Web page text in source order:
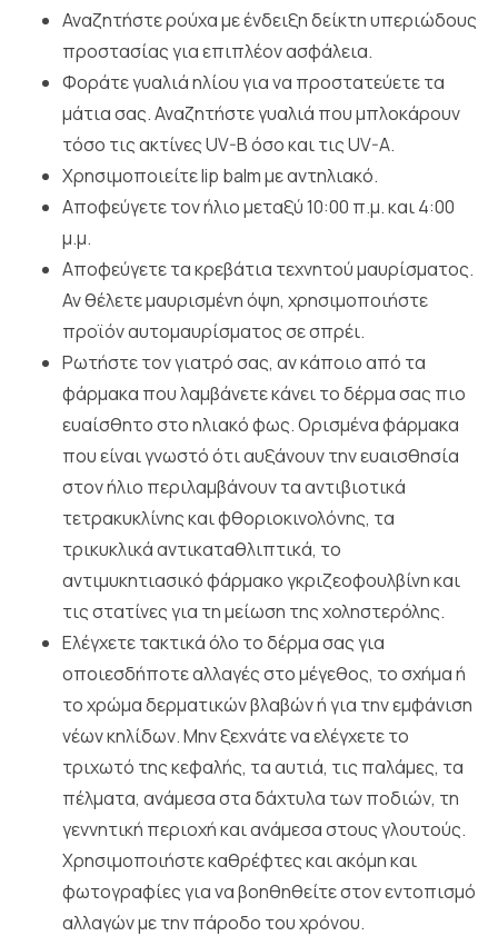
Αναζητήστε ρούχα με ένδειξη δείκτη υπεριώδους
προστασίας για επιπλέον ασφάλεια.
Φοράτε γυαλιά ηλίου για να προστατεύετε τα
μάτια σας. Αναζητήστε γυαλιά που μπλοκάρουν
τόσο τις ακτίνες UV-B όσο και τις UV-A.
Χρησιμοποιείτε lip balm με αντηλιακό.
Αποφεύγετε τον ήλιο μεταξύ 10:00 π.μ. και 4:00
μ.μ.
Αποφεύγετε τα κρεβάτια τεχνητού μαυρίσματος.
Αν θέλετε μαυρισμένη όψη, χρησιμοποιήστε
προϊόν αυτομαυρίσματος σε σπρέι.
Ρωτήστε τον γιατρό σας, αν κάποιο από τα
φάρμακα που λαμβάνετε κάνει το δέρμα σας πιο
ευαίσθητο στο ηλιακό φως. Ορισμένα φάρμακα
που είναι γνωστό ότι αυξάνουν την ευαισθησία
στον ήλιο περιλαμβάνουν τα αντιβιοτικά
τετρακυκλίνης και φθοριοκινολόνης, τα
τρικυκλικά αντικαταθλιπτικά, το
αντιμυκητιασικό φάρμακο γκριζεοφουλβίνη και
τις στατίνες για τη μείωση της χοληστερόλης.
Ελέγχετε τακτικά όλο το δέρμα σας για
οποιεσδήποτε αλλαγές στο μέγεθος, το σχήμα ή
το χρώμα δερματικών βλαβών ή για την εμφάνιση
νέων κηλίδων. Μην ξεχνάτε να ελέγχετε το
τριχωτό της κεφαλής, τα αυτιά, τις παλάμες, τα
πέλματα, ανάμεσα στα δάχτυλα των ποδιών, τη
γεννητική περιοχή και ανάμεσα στους γλουτούς.
Χρησιμοποιήστε καθρέφτες και ακόμη και
φωτογραφίες για να βοηθηθείτε στον εντοπισμό
αλλαγών με την πάροδο του χρόνου.